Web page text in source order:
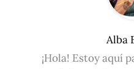
Alba
¡Hola! Estoy aquí